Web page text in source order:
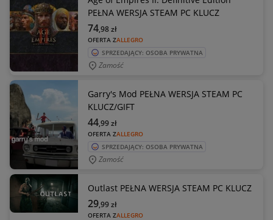
PEŁNA WERSJA STEAM PC KLUCZ
OFERTA ZALLEGRO
74,98zł
SPRZEDAJĄCY: OSOBA PRYWATNA
Zamość
Garry's Mod PEŁNA WERSJA STEAM PC
KLUCZ/GIFT
OFERTA ZALLEGRO
44,99zł
SPRZEDAJĄCY: OSOBA PRYWATNA
Zamość
Outlast PEŁNA WERSJA STEAM PC KLUCZ
OFERTA ZALLEGRO
29,99zł